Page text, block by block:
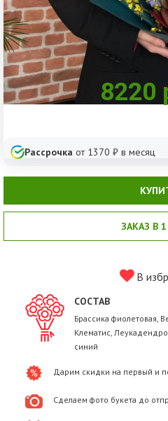
8220
Рассрочка от 1370 ₽ в месяц
ЗАКАЗ В
В
СОСТАВ
Брассика фиолетовая,
Клематис,
синий
Дарим скидки на первый и
Сделаем фото букета до